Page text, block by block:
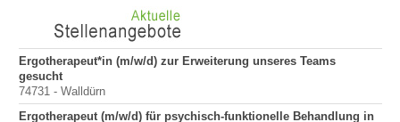
Ergotherapeut*in (m/w/d) zur Erweiterung unseres Teams
gesucht
74731 - Walldürn
Ergotherapeut (m/w/d) für psychisch-funktionelle Behandlung in